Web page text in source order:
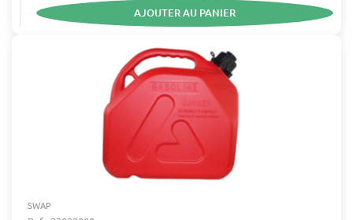
AJOUTER AU PANIER
SWAP